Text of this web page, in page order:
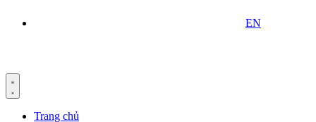
EN
Trang chủ